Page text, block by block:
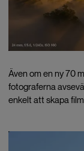
Även om en ny 70
fotograferna
enkelt att skapa